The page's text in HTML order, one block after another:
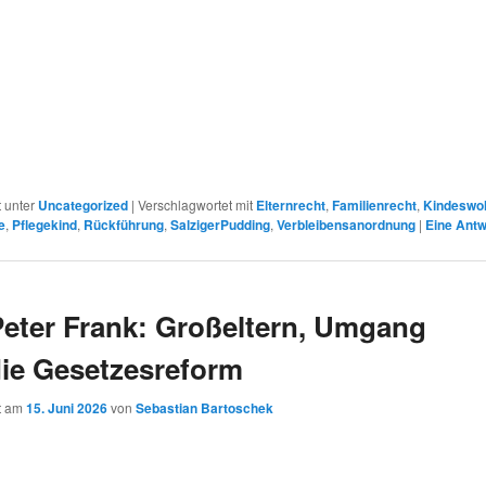
unter Uncategorized |Verschlagwortet mit Elternrecht,Familienrecht,
, Pflegekind, Rückführung,SalzigerPudding,Verbleibensanordnung | Eine
Frank: Großeltern, Umgang
Gesetzesreform
am15. Juni 2026 vonSebastian Bartoschek